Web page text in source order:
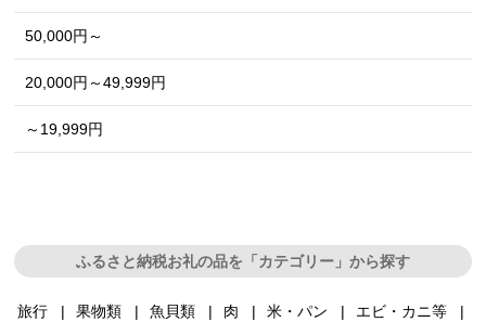
50,000円～
20,000円～49,999円
～19,999円
ふるさと納税お礼の品を「カテゴリー」から探す
旅行 果物類 魚貝類 肉 米・パン
エビ・カニ等